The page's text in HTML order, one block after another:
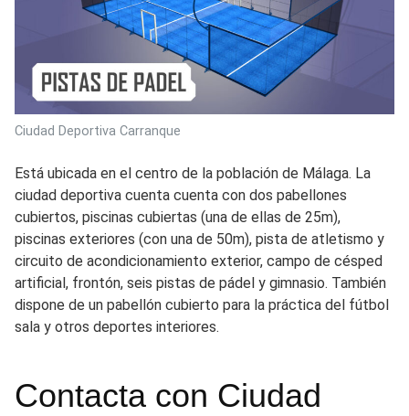
Ciudad Deportiva Carranque
Está ubicada en el centro de la población de Málaga. La
ciudad deportiva cuenta cuenta con dos pabellones
cubiertos, piscinas cubiertas (una de ellas de 25m),
piscinas exteriores (con una de 50m), pista de atletismo y
circuito de acondicionamiento exterior, campo de césped
artificial, frontón, seis pistas de pádel y gimnasio. También
dispone de un pabellón cubierto para la práctica del fútbol
sala y otros deportes interiores.
Contacta con Ciudad